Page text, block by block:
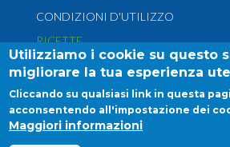
CONDIZIONI D'UTILIZZO
RICETTE
CONTATTI
DIRITTO DI RECESSO
Utilizziamo i cookie su questo
migliorare la tua esperienza
Cliccando su qualsiasi link in questa
acconsentendo all'impostazione dei
Maggiori informazioni